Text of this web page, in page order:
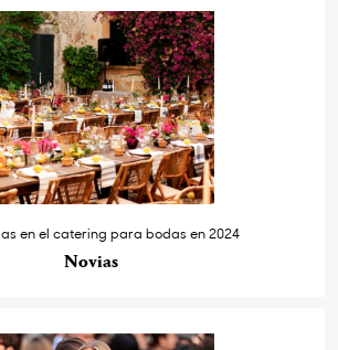
en el catering para bodas en 2024
Novias